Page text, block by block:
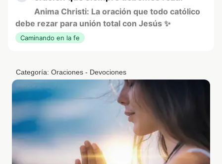
Anima Christi: La oración que todo católico
debe rezar para unión total con Jesús ✨
Caminando en la fe
Categoría: Oraciones - Devociones